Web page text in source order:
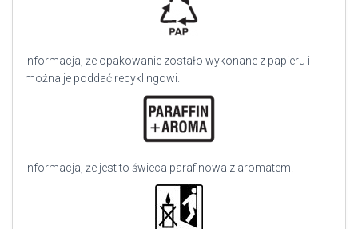
Informacja, że opakowanie zostało wykonane z papieru i
można je poddać recyklingowi.
Informacja, że jest to świeca parafinowa z aromatem.